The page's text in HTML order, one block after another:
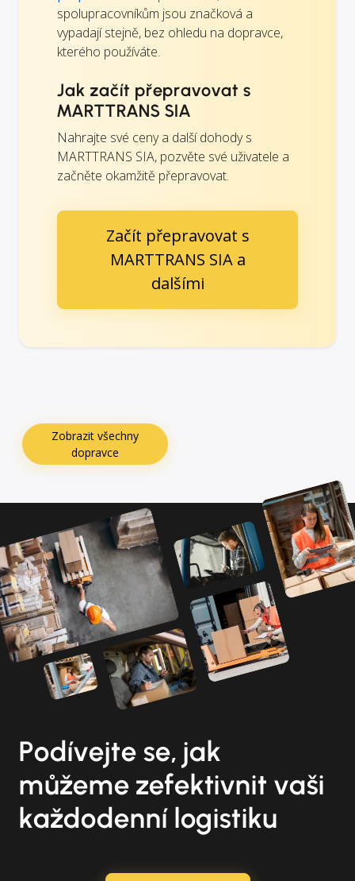
spolupracovníkům jsou značková a
vypadají stejně, bez ohledu na dopravce,
kterého používáte.
Jak začít přepravovat s
MARTTRANS SIA
Nahrajte své ceny a další dohody s
MARTTRANS SIA, pozvěte své uživatele a
začněte okamžitě přepravovat.
Začít přepravovat s
MARTTRANS SIA a
dalšími
Zobrazit všechny
dopravce
Podívejte se, jak
můžeme zefektivnit vaši
každodenní logistiku